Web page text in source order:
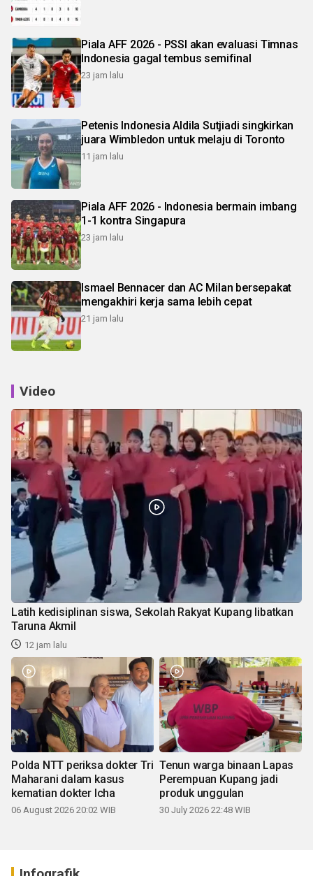
Piala AFF 2026 - PSSI akan evaluasi Timnas
Indonesia gagal tembus semifinal
23 jam lalu
Petenis Indonesia Aldila Sutjiadi singkirkan
juara Wimbledon untuk melaju di Toronto
11 jam lalu
Piala AFF 2026 - Indonesia bermain imbang
1-1 kontra Singapura
23 jam lalu
Ismael Bennacer dan AC Milan bersepakat
mengakhiri kerja sama lebih cepat
21 jam lalu
Video
Latih kedisiplinan siswa, Sekolah Rakyat Kupang libatkan
Taruna Akmil
12 jam lalu
Polda NTT periksa dokter Tri
Maharani dalam kasus
kematian dokter Icha
06 August 2026 20:02 WIB
Tenun warga binaan Lapas
Perempuan Kupang jadi
produk unggulan
30 July 2026 22:48 WIB